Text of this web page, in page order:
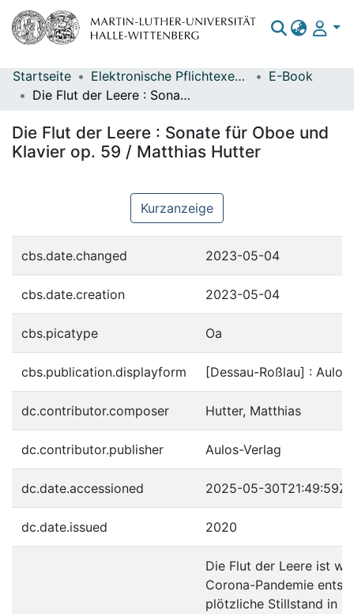
Bereiche & Sammlungen
Statistiken
Startseite Elektronische Pflichtexemplare
E-Book
Die Flut der Leere : Sonate für Oboe und Klavier op. 59 / Matthias Hutter
Die Flut der Leere : Sonate für Oboe und
Klavier op. 59 / Matthias Hutter
Kurzanzeige
cbs.date.changed 2023-05-04
cbs.date.creation 2023-05-04
cbs.picatype Oa
cbs.publication.displayform [Dessau-Roßlau] :
dc.contributor.composer Hutter, Matthias
dc.contributor.publisher Aulos-Verlag
dc.date.accessioned 2025-05-30T21:49:59Z
dc.date.issued 2020
Die Flut der Leere ist
Corona-Pandemie
plötzliche Stillstand in